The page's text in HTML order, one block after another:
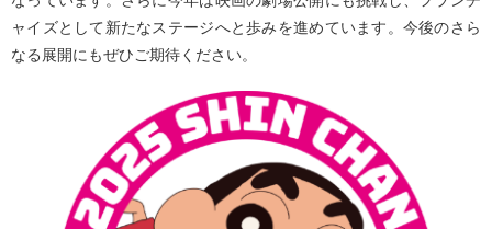
ャイズとして新たなステージへと歩みを進めています。今後のさら
なる展開にもぜひご期待ください。